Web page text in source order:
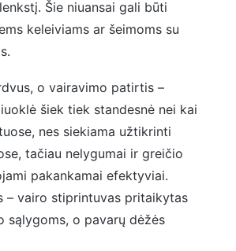
Šie niuansai gali būti
keleiviams ar šeimoms su
o vairavimo patirtis –
šiek tiek standesnė nei kai
nes siekiama užtikrinti
tačiau nelygumai ir greičio
pakankamai efektyviai.
– vairo stiprintuvas pritaikytas
sąlygoms, o pavarų dėžės